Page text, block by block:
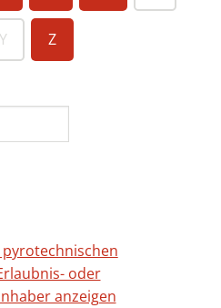
Y Z
oder
anzeigen